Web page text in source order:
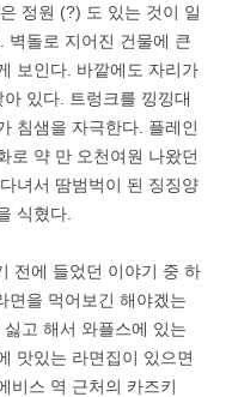
정원 (?) 도 있는 것이 일
벽돌로 지어진 건물에 큰
보인다. 바깥에도 자리가
있다. 트렁크를 낑낑대
침샘을 자극한다. 플레인
로 약 만 오천여원 나왔던
녀서 땀범벅이 된 징징양
식혔다.
전에 들었던 이야기 중 하
면을 먹어보긴 해야겠는
고 해서 와플스에 있는
맛있는 라면집이 있으면
비스 역 근처의 카즈키